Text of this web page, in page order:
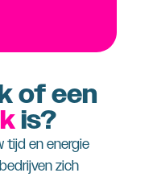
of een
is?
tijd en energie
zich